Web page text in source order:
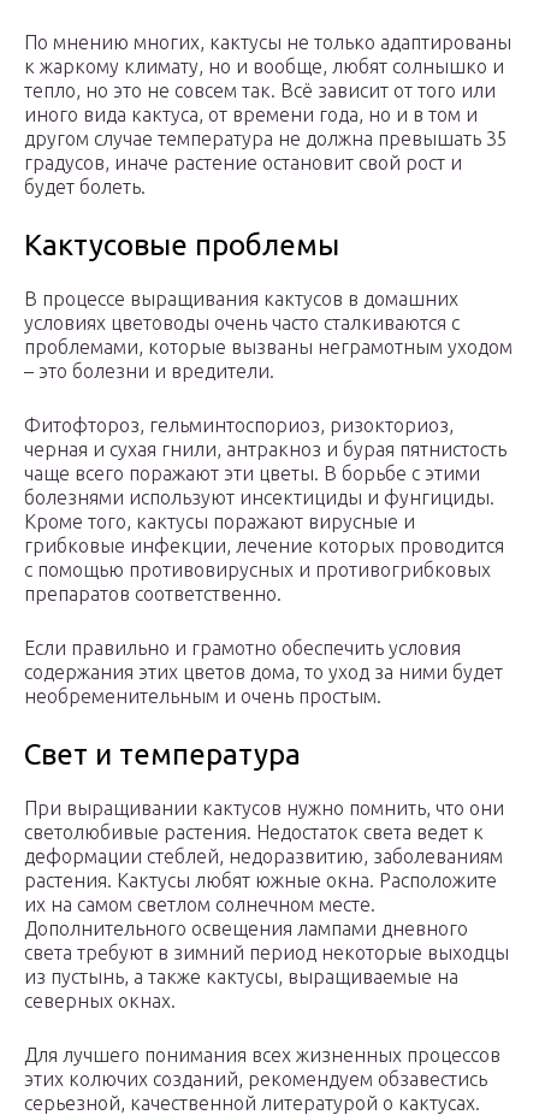
По мнению многих, кактусы не только адаптированы
к жаркому климату, но и вообще, любят солнышко и
тепло, но это не совсем так. Всё зависит от того или
иного вида кактуса, от времени года, но и в том и
другом случае температура не должна превышать 35
градусов, иначе растение остановит свой рост и
будет болеть.
Кактусовые проблемы
В процессе выращивания кактусов в домашних
условиях цветоводы очень часто сталкиваются с
проблемами, которые вызваны неграмотным уходом
– это болезни и вредители.
Фитофтороз, гельминтоспориоз, ризокториоз,
черная и сухая гнили, антракноз и бурая пятнистость
чаще всего поражают эти цветы. В борьбе с этими
болезнями используют инсектициды и фунгициды.
Кроме того, кактусы поражают вирусные и
грибковые инфекции, лечение которых проводится
с помощью противовирусных и противогрибковых
препаратов соответственно.
Если правильно и грамотно обеспечить условия
содержания этих цветов дома, то уход за ними будет
необременительным и очень простым.
Свет и температура
При выращивании кактусов нужно помнить, что они
светолюбивые растения. Недостаток света ведет к
деформации стеблей, недоразвитию, заболеваниям
растения. Кактусы любят южные окна. Расположите
их на самом светлом солнечном месте.
Дополнительного освещения лампами дневного
света требуют в зимний период некоторые выходцы
из пустынь, а также кактусы, выращиваемые на
северных окнах.
Для лучшего понимания всех жизненных процессов
этих колючих созданий, рекомендуем обзавестись
серьезной, качественной литературой о кактусах.